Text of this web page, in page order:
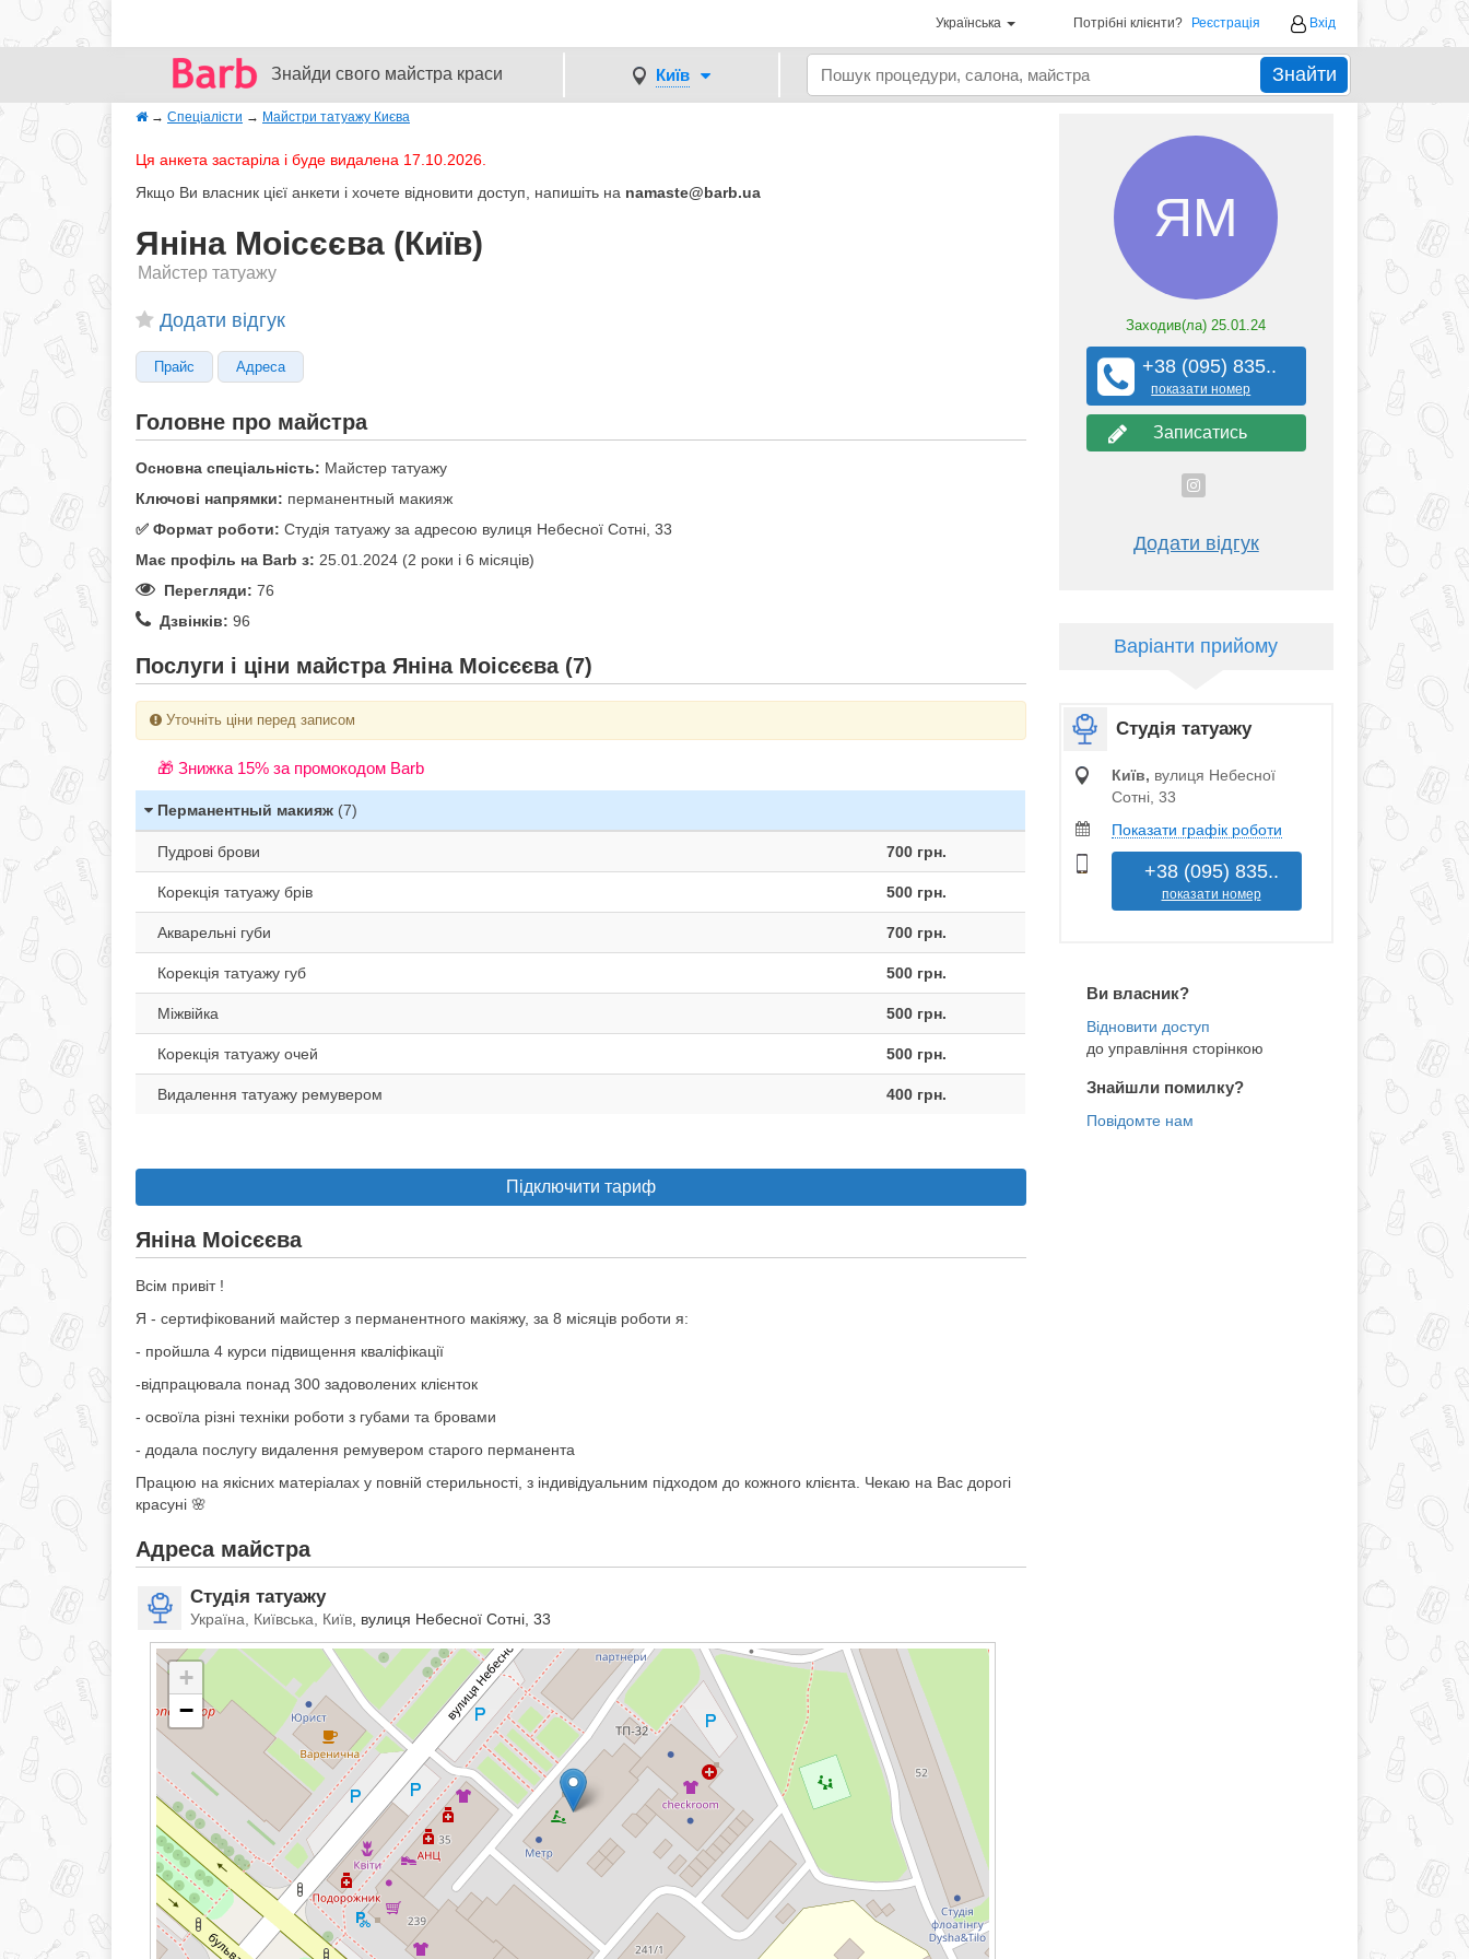
Українська Потрібні клієнти? Реєстрація Вхід
Знайди свого майстра краси Київ Знайти
→ Спеціалісти → Майстри татуажу Києва
Ця анкета застаріла і буде видалена 17.10.2026.
Якщо Ви власник цієї анкети і хочете відновити доступ, напишіть на namaste@barb.ua
Яніна Моісєєва (Київ)
Майстер татуажу
Додати відгук
Прайс Адреса
Головне про майстра
Основна спеціальність: Майстер татуажу
Ключові напрямки: перманентный макияж
✅️ Формат роботи: Студія татуажу за адресою вулиця Небесної Сотні, 33
Має профіль на Barb з: 25.01.2024 (2 роки i 6 місяців)
Перегляди: 76
Дзвінків: 96
Послуги і ціни майстра Яніна Моісєєва (7)
Уточніть ціни перед записом
🎁 Знижка 15% за промокодом Barb
Перманентный макияж (7)
Пудрові брови 700 грн.
Корекція татуажу брів 500 грн.
Акварельні губи 700 грн.
Корекція татуажу губ 500 грн.
Міжвійка 500 грн.
Корекція татуажу очей 500 грн.
Видалення татуажу ремувером 400 грн.
Підключити тариф
Яніна Моісєєва
Всім привіт !
Я - сертифікований майстер з перманентного макіяжу, за 8 місяців роботи я:
- пройшла 4 курси підвищення кваліфікації
-відпрацювала понад 300 задоволених клієнток
- освоїла різні техніки роботи з губами та бровами
- додала послугу видалення ремувером старого перманента
Працюю на якісних матеріалах у повній стерильності, з індивідуальним підходом до кожного клієнта. Чекаю на Вас дорогі
красуні 🌸
Адреса майстра
Студія татуажу
Україна, Київська, Київ , вулиця Небесної Сотні, 33
+
−
ЯМ
Заходив(ла)25.01.24
+38 (095) 835..
показати номер
Записатись
Додати відгук
Варіанти прийому
Студія татуажу
Київ, вулиця Небесної
Сотні, 33
Показати графік роботи
+38 (095) 835..
показати номер
Ви власник?
до управління сторінкою
Знайшли помилку?